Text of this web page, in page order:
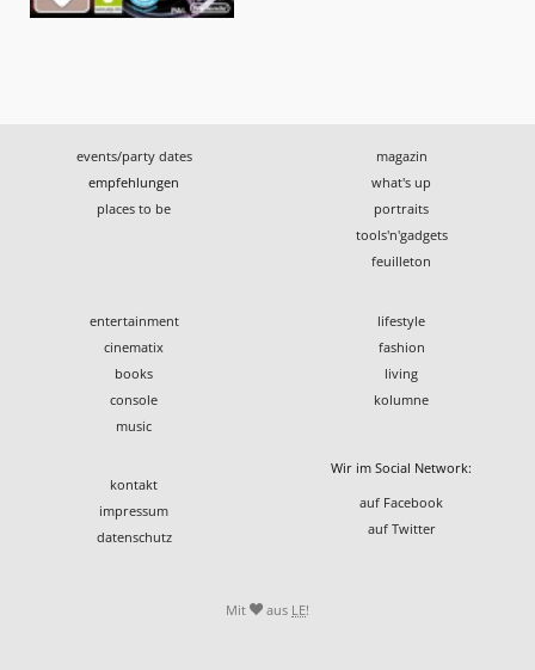
events/party dates
empfehlungen
places to be
magazin
what's up
portraits
tools'n'gadgets
feuilleton
entertainment
cinematix
books
console
music
lifestyle
fashion
living
kolumne
kontakt
impressum
datenschutz
Wir im Social Network:
auf Facebook
auf Twitter
Mit aus LE!